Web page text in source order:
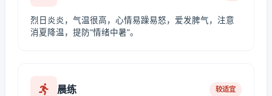
烈日炎炎，气温很高，心情易躁易怒，爱发脾气，注意
消夏降温，提防“情绪中暑”。
晨练 较适宜